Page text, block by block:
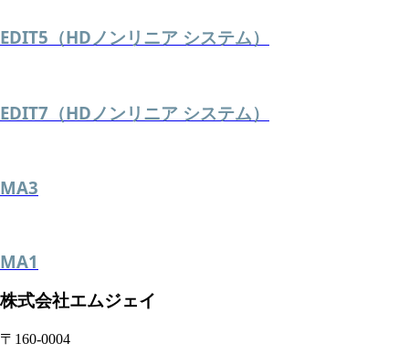
EDIT5（HDノンリニア システム）
EDIT7（HDノンリニア システム）
MA3
MA1
株式会社エムジェイ
〒160-0004